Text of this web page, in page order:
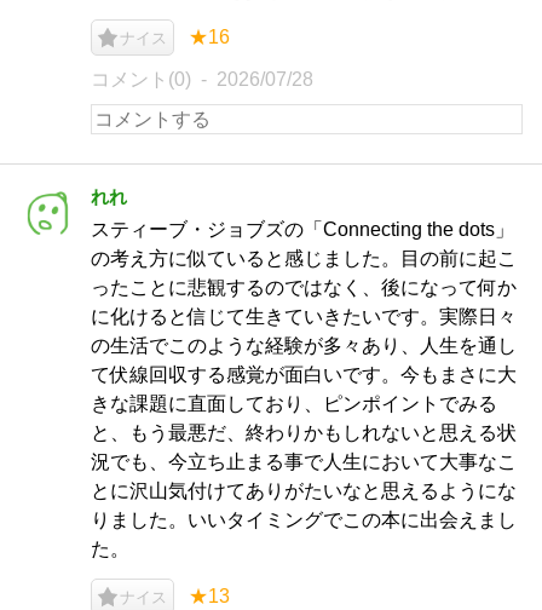
ナイス ★16
コメント(0) 2026/07/28
れれ
スティーブ・ジョブズの「Connecting the dots」
の考え方に似ていると感じました。目の前に起こ
ったことに悲観するのではなく、後になって何か
に化けると信じて生きていきたいです。実際日々
の生活でこのような経験が多々あり、人生を通し
て伏線回収する感覚が面白いです。今もまさに大
きな課題に直面しており、ピンポイントでみる
と、もう最悪だ、終わりかもしれないと思える状
況でも、今立ち止まる事で人生において大事なこ
とに沢山気付けてありがたいなと思えるようにな
りました。いいタイミングでこの本に出会えまし
た。
ナイス ★13